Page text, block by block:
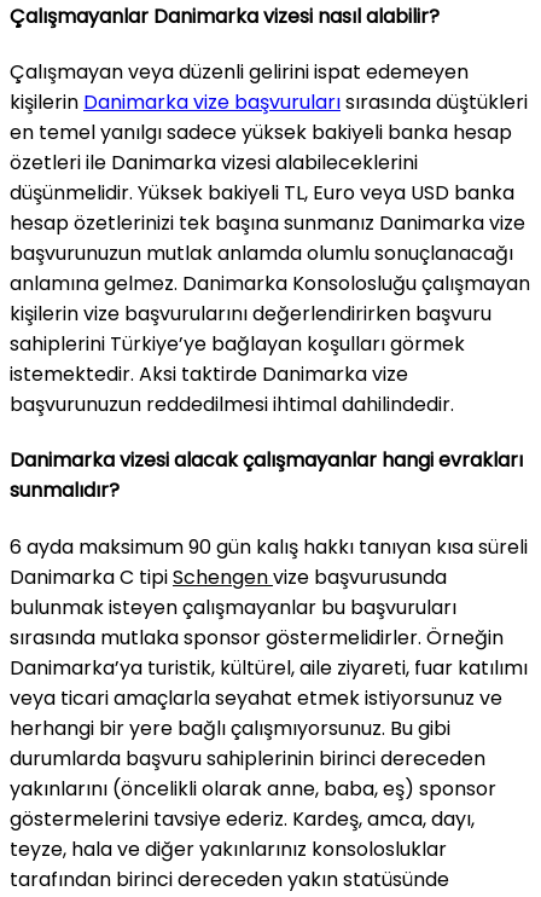
Çalışmayanlar Danimarka vizesi nasıl alabilir?
Çalışmayan veya düzenli gelirini ispat edemeyen
kişilerin Danimarka vize başvurularısırasında düştükleri
en temel yanılgı sadece yüksek bakiyeli banka hesap
özetleri ile Danimarka vizesi alabileceklerini
düşünmelidir. Yüksek bakiyeli TL, Euro veya USD banka
hesap özetlerinizi tek başına sunmanız Danimarka vize
başvurunuzun mutlak anlamda olumlu sonuçlanacağı
anlamına gelmez. Danimarka Konsolosluğu çalışmayan
kişilerin vize başvurularını değerlendirirken başvuru
sahiplerini Türkiye’ye bağlayan koşulları görmek
istemektedir. Aksi taktirde Danimarka vize
başvurunuzun reddedilmesi ihtimal dahilindedir.
Danimarka vizesi alacak çalışmayanlar hangi evrakları
sunmalıdır?
6 ayda maksimum 90 gün kalış hakkı tanıyan kısa süreli
Danimarka C tipiSchengenvize başvurusunda
bulunmak isteyen çalışmayanlar bu başvuruları
sırasında mutlaka sponsor göstermelidirler. Örneğin
Danimarka’ya turistik, kültürel, aile ziyareti, fuar katılımı
veya ticari amaçlarla seyahat etmek istiyorsunuz ve
herhangi bir yere bağlı çalışmıyorsunuz. Bu gibi
durumlarda başvuru sahiplerinin birinci dereceden
yakınlarını (öncelikli olarak anne, baba, eş) sponsor
göstermelerini tavsiye ederiz. Kardeş, amca, dayı,
teyze, hala ve diğer yakınlarınız konsolosluklar
tarafından birinci dereceden yakın statüsünde